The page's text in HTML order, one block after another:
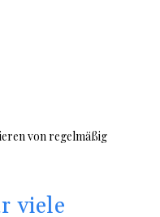
von regelmäßig
viele